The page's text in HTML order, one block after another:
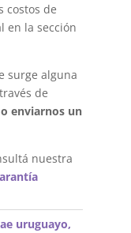
costos de
en la sección
surge alguna
de
o enviarnos un
nuestra
uruguayo,